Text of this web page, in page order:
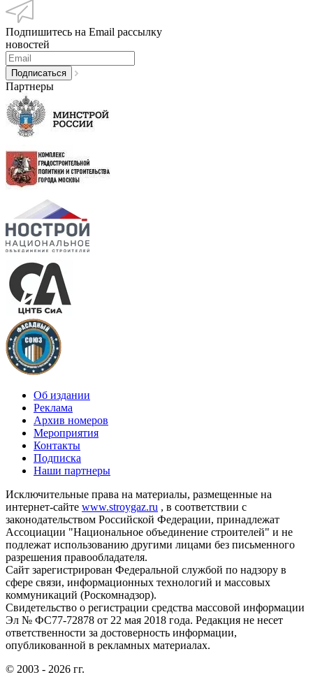
Подпишитесь на Email рассылку
новостей
Партнеры
Об издании
Реклама
Архив номеров
Мероприятия
Контакты
Подписка
Наши партнеры
Исключительные права на материалы, размещенные на
интернет-сайте www.stroygaz.ru , в соответствии с
законодательством Российской Федерации, принадлежат
Ассоциации "Национальное объединение строителей" и не
подлежат использованию другими лицами без письменного
разрешения правообладателя.
Сайт зарегистрирован Федеральной службой по надзору в
сфере связи, информационных технологий и массовых
коммуникаций (Роскомнадзор).
Свидетельство о регистрации средства массовой информации
Эл № ФС77-72878 от 22 мая 2018 года. Редакция не несет
ответственности за достоверность информации,
опубликованной в рекламных материалах.
© 2003 - 2026 гг.